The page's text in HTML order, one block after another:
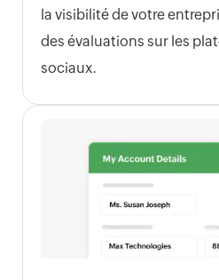
la visibilité de votre
des évaluations sur les
sociaux.